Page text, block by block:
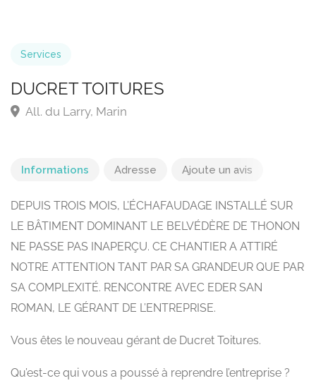
Services
DUCRET TOITURES
All. du Larry, Marin
Informations Adresse Ajoute un avis
DEPUIS TROIS MOIS, L’ÉCHAFAUDAGE INSTALLÉ SUR
LE BÂTIMENT DOMINANT LE BELVÉDÈRE DE THONON
NE PASSE PAS INAPERÇU. CE CHANTIER A ATTIRÉ
NOTRE ATTENTION TANT PAR SA GRANDEUR QUE PAR
SA COMPLEXITÉ. RENCONTRE AVEC EDER SAN
ROMAN, LE GÉRANT DE L’ENTREPRISE.
Vous êtes le nouveau gérant de Ducret Toitures.
Qu’est-ce qui vous a poussé à reprendre l’entreprise ?